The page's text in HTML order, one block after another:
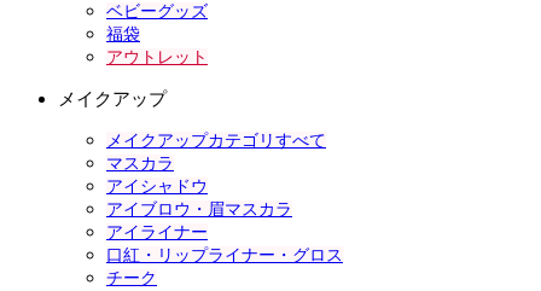
ベビーグッズ
福袋
アウトレット
メイクアップ
メイクアップカテゴリすべて
マスカラ
アイシャドウ
アイブロウ・眉マスカラ
アイライナー
口紅・リップライナー・グロス
チーク